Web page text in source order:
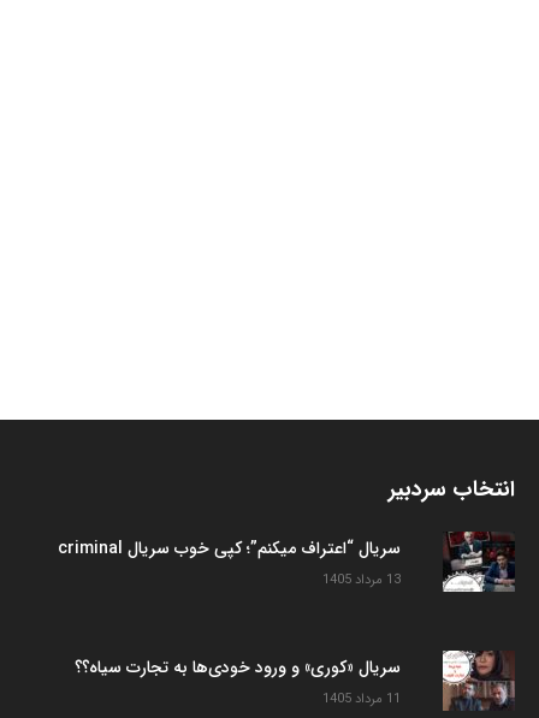
انتخاب سردبیر
سریال “اعتراف میکنم”؛ کپی خوب سریال criminal
13 مرداد 1405
سریال «کوری» و ورود خودی‌ها به تجارت سیاه؟؟
11 مرداد 1405